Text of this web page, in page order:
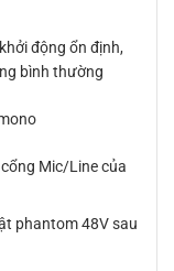
động ổn định,
bình thường
Mic/Line của
phantom 48V sau